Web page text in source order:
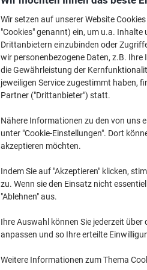
Wir setzen auf unserer Website
"Cookies" genannt) ein, um u.a.
Drittanbietern einzubinden oder
wir personenbezogene Daten, z.B.
die Gewährleistung der
jeweiligen Service zugestimmt haben,
Partner ("Drittanbieter") statt.
Nähere Informationen zu den von uns
unter "Cookie-Einstellungen". Dort
akzeptieren möchten.
Indem Sie auf "Akzeptieren" klicken,
zu. Wenn sie den Einsatz nicht
"Ablehnen" aus.
Ihre Auswahl können Sie jederzeit
anpassen und so Ihre erteilte
Weitere Informationen zum Thema